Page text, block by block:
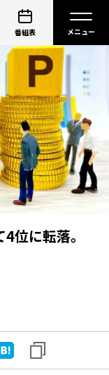
番組表
位に転落。